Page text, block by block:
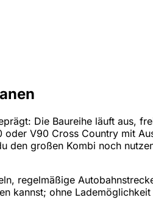
Die Baureihe läuft aus,
V90 Cross Country mit
großen Kombi noch
regelmäßige
kannst; ohne